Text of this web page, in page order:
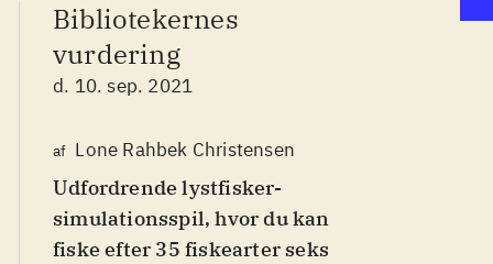
Bibliotekernes
vurdering
d. 10. sep. 2021
af Lone Rahbek Christensen
Udfordrende lystfisker-
simulationsspil, hvor du kan
fiske efter 35 fiskearter seks